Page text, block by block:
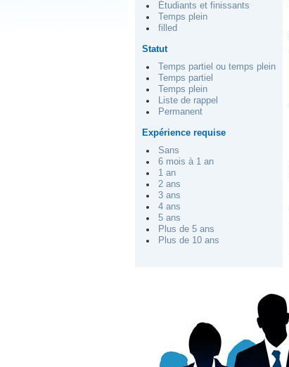
Étudiants et finissants
Temps plein
filled
Statut
Temps partiel ou temps plein
Temps partiel
Temps plein
Liste de rappel
Permanent
Expérience requise
Sans
6 mois à 1 an
1 an
2 ans
3 ans
4 ans
5 ans
Plus de 5 ans
Plus de 10 ans